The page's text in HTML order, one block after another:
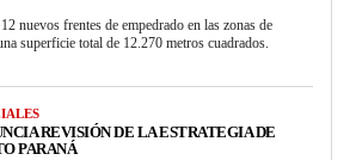
nuevos frentes de empedrado en las zonas de
superficie total de 12.270 metros cuadrados.
REVISIÓN DE LA ESTRATEGIA DE
PARANÁ